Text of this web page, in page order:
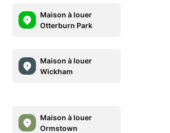
Maison à louer
Otterburn Park
Maison à louer
Wickham
Maison à louer
Ormstown